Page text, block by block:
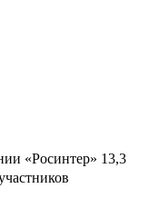
«Pосинтер» 13,3